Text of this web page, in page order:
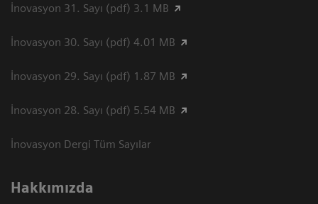
İnovasyon 31. Sayı (pdf) 3.1 MB
İnovasyon 30. Sayı (pdf) 4.01 MB
İnovasyon 29. Sayı (pdf) 1.87 MB
İnovasyon 28. Sayı (pdf) 5.54 MB
İnovasyon Dergi Tüm Sayılar
Hakkımızda